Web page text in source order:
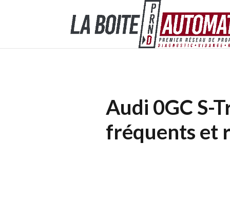
Audi 0GC S-
fréquents et